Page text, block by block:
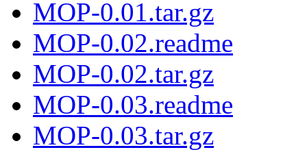
MOP-0.01.tar.gz
MOP-0.02.readme
MOP-0.02.tar.gz
MOP-0.03.readme
MOP-0.03.tar.gz